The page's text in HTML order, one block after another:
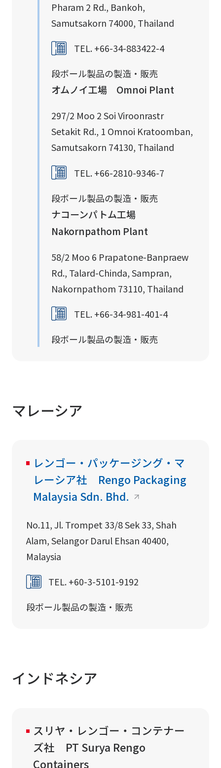
Pharam 2 Rd., Bankoh,
Samutsakorn 74000, Thailand
TEL. +66-34-883422-4
段ボール製品の製造・販売
オムノイ工場 Omnoi Plant
297/2 Moo 2 Soi Viroonrastr
Setakit Rd., 1 Omnoi Kratoomban,
Samutsakorn 74130, Thailand
TEL. +66-2810-9346-7
段ボール製品の製造・販売
ナコーンパトム工場
Nakornpathom Plant
58/2 Moo 6 Prapatone-Banpraew
Rd., Talard-Chinda, Sampran,
Nakornpathom 73110, Thailand
TEL. +66-34-981-401-4
段ボール製品の製造・販売
マレーシア
レンゴー・パッケージング・マ
レーシア社 Rengo Packaging
Malaysia Sdn. Bhd.
No.11, Jl. Trompet 33/8 Sek 33, Shah
Alam, Selangor Darul Ehsan 40400,
Malaysia
TEL. +60-3-5101-9192
段ボール製品の製造・販売
インドネシア
スリヤ・レンゴー・コンテナー
ズ社 PT Surya Rengo
Containers